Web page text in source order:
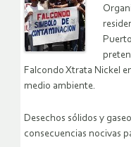
Falcondo Xtrata Nickel
medio ambiente.
Desechos sólidos y
consecuencias nocivas